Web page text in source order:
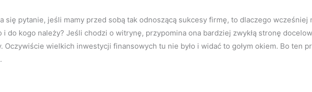
się pytanie, jeśli mamy przed sobą tak odnoszącą sukcesy firmę, to dlaczego wcześniej
do kogo należy? Jeśli chodzi o witrynę, przypomina ona bardziej zwykłą stronę
Oczywiście wielkich inwestycji finansowych tu nie było i widać to gołym okiem. Bo ten